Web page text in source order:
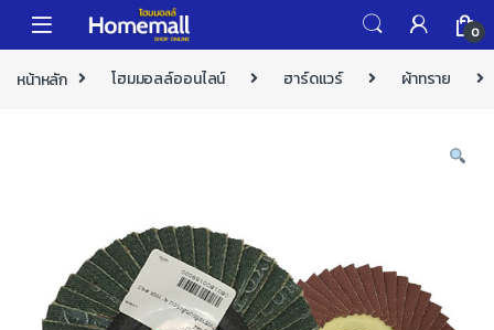
Skip to navigation
Skip to content
0
หน้าหลัก โฮมมอลล์ออนไลน์ ฮาร์ดแวร์ ผ้าทราย